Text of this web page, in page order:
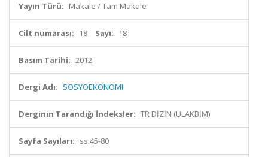
Yayın Türü: Makale / Tam Makale
Cilt numarası: 18 Sayı: 18
Basım Tarihi: 2012
Dergi Adı: SOSYOEKONOMI
Derginin Tarandığı İndeksler: TR DİZİN (ULAKBİM)
Sayfa Sayıları: ss.45-80